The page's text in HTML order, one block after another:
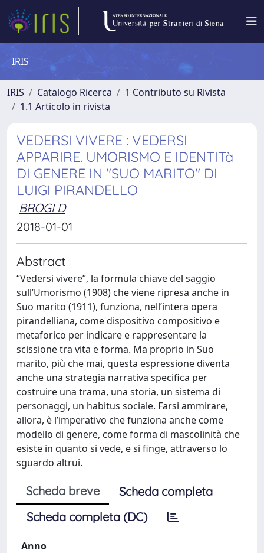
IRIS
IRIS Catalogo Ricerca
1 Contributo su Rivista
1.1 Articolo in rivista
VEDERSI VIVERE : VEDERSI
APPARIRE. UMORISMO E IDENTITà
DI GENERE IN "SUO MARITO" DI
LUIGI PIRANDELLO
BROGI D
2018-01-01
Abstract
“Vedersi vivere”, la formula chiave del saggio
sull’Umorismo (1908) che viene ripresa anche in
Suo marito (1911), funziona, nell’intera opera
pirandelliana, come dispositivo compositivo e
metaforico per indicare e rappresentare la
scissione tra vita e forma. Ma proprio in Suo
marito, più che mai, questa espressione diventa
anche una strategia narrativa specifica per
costruire una trama, una storia, un sistema di
personaggi, un habitus sociale. Farsi ammirare,
allora, è l’imperativo che funziona anche come
modello di genere, come forma di mascolinità che
esiste in quanto si vede, e si finge, attraverso lo
sguardo altrui.
Scheda breve
Scheda completa
Scheda completa (DC)
Anno